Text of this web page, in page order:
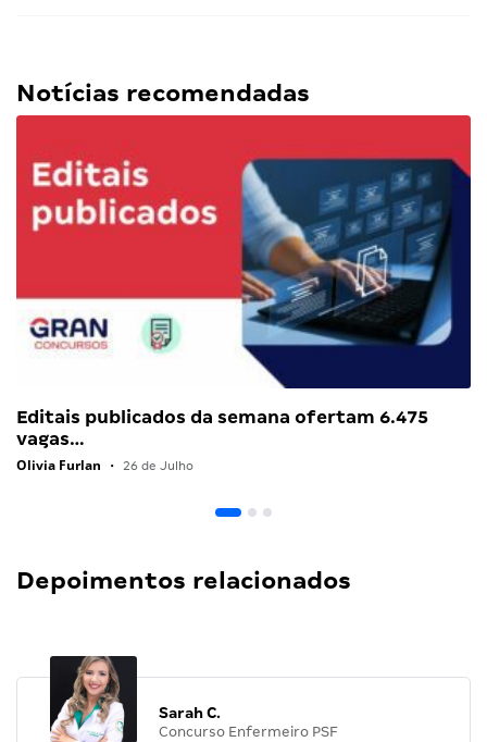
Notícias recomendadas
Editais publicados da semana ofertam 6.475
vagas…
Olivia Furlan • 26 de Julho
Depoimentos relacionados
Sarah C.
Concurso Enfermeiro PSF